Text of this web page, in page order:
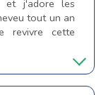
et j'adore les
tout un an
revivre cette